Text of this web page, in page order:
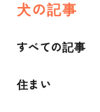
犬の記事
すべての記事
住まい